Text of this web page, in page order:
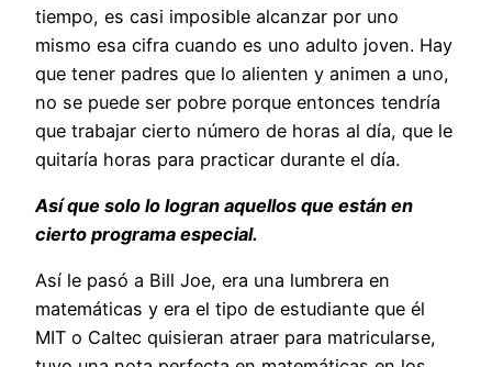
tiempo, es casi imposible alcanzar por uno
mismo esa cifra cuando es uno adulto joven. Hay
que tener padres que lo alienten y animen a uno,
no se puede ser pobre porque entonces tendría
que trabajar cierto número de horas al día, que le
quitaría horas para practicar durante el día.
Así que solo lo logran aquellos que están en
cierto programa especial.
Así le pasó a Bill Joe, era una lumbrera en
matemáticas y era el tipo de estudiante que él
MIT o Caltec quisieran atraer para matricularse,